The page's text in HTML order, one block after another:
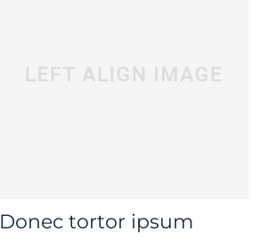
Donec tortor ipsum